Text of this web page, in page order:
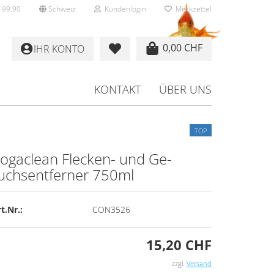
Schweiz Kundenlogin Merkzettel
0,00 CHF
IHR KONTO
KONTAKT ÜBER UNS
TOP
Flecken-​ und Ge­
750ml
CON3526
15,20 CHF
zzgl. Versand